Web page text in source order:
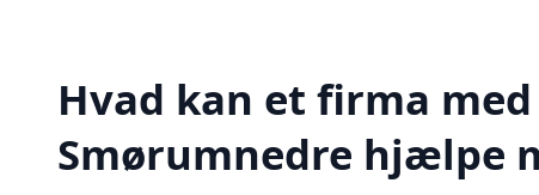
Hvad kan et firma
Smørumnedre hjælpe